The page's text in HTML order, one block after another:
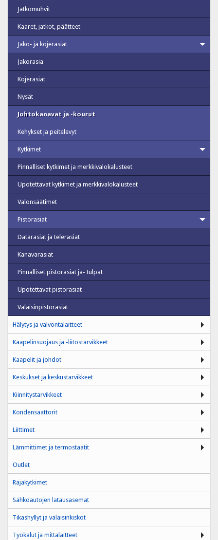
Jatkomuhvit
Kaaret, jatkot, päätteet
Jako- ja kojerasiat
Jakorasia
Kojerasiat
Nysät
Johtokanavat ja -kourut
Kehykset ja peitelevyt
Kytkimet
Pinnalliset kytkimet ja merkkivalokalusteet
Upotettavat kytkimet ja merkkivalokalusteet
Valonsäätimet
Pistorasiat
Datarasiat ja telerasiat
Kanavarasiat
Pinnalliset pistorasiat ja- tulpat
Upotettavat pistorasiat
Valaisinpistorasiat
Hälytys ja valvontalaitteet
Kaapelinsuojaus ja -liitostarvikkeet
Kaapelit ja johdot
Keskukset ja keskustarvikkeet
Kiinnitystarvikkeet
Kondensaattorit
Liittimet
Lämmittimet ja termostaatit
Outlet
Rajakytkimet
Sähköautojen latausasemat
Tikashyllyt ja valaisinkiskot
Työkalut ja mittalaitteet